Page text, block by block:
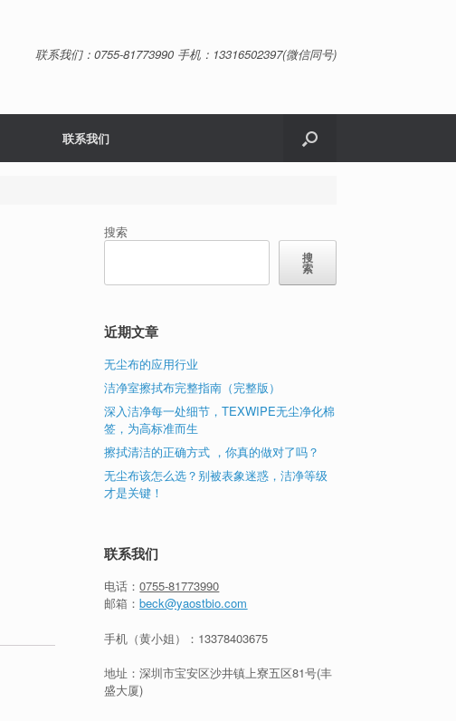
联系我们：0755-81773990 手机：13316502397(微信同号)
联系我们
搜索
搜
索
近期文章
无尘布的应用行业
洁净室擦拭布完整指南（完整版）
深入洁净每一处细节，TEXWIPE无尘净化棉
签，为高标准而生
擦拭清洁的正确方式 ，你真的做对了吗？
无尘布该怎么选？别被表象迷惑，洁净等级
才是关键！
联系我们
电话：0755-81773990
邮箱：beck@yaostbio.com
手机（黄小姐）： 13378403675
地址：深圳市宝安区沙井镇上寮五区81号(丰
盛大厦)